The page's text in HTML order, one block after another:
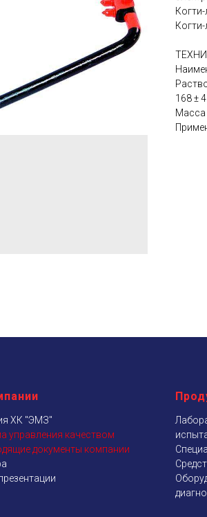
168 ±
Масса
ХК "ЭМЗ"
управления качеством
документы компании